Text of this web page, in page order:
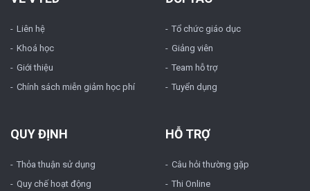
Liên hệ
Khoá học
Giới thiệu
Chính sách miễn giảm học phí
Tổ chức giáo dục
Giảng viên
Team hỗ trợ
Tuyển dụng
QUY ĐỊNH
Thỏa thuận sử dụng
Quy chế hoạt động
HỖ TRỢ
Câu hỏi thường gặp
Thi Online